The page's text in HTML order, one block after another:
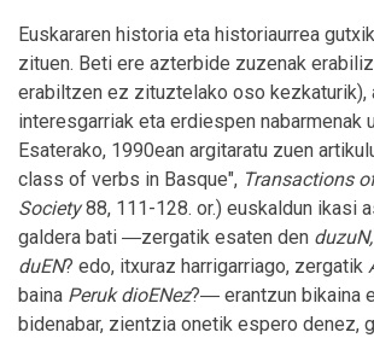
Euskararen historia eta historiaurrea
zituen. Beti ere azterbide zuzenak
erabiltzen ez zituztelako oso kezkaturik),
interesgarriak eta erdiespen nabarmenak
Esaterako, 1990ean argitaratu zuen
class of verbs in Basque", Transactions
Society88, 111-128. or.) euskaldun ikasi
galdera bati ―zergatik esaten den
duEN? edo, itxuraz harrigarriago, zergatik
baina Peruk dioENez?― erantzun bikaina
bidenabar, zientzia onetik espero denez,